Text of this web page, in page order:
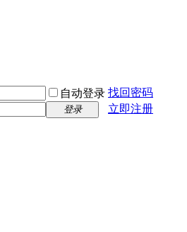
自动登录 找回密码
登录
立即注册